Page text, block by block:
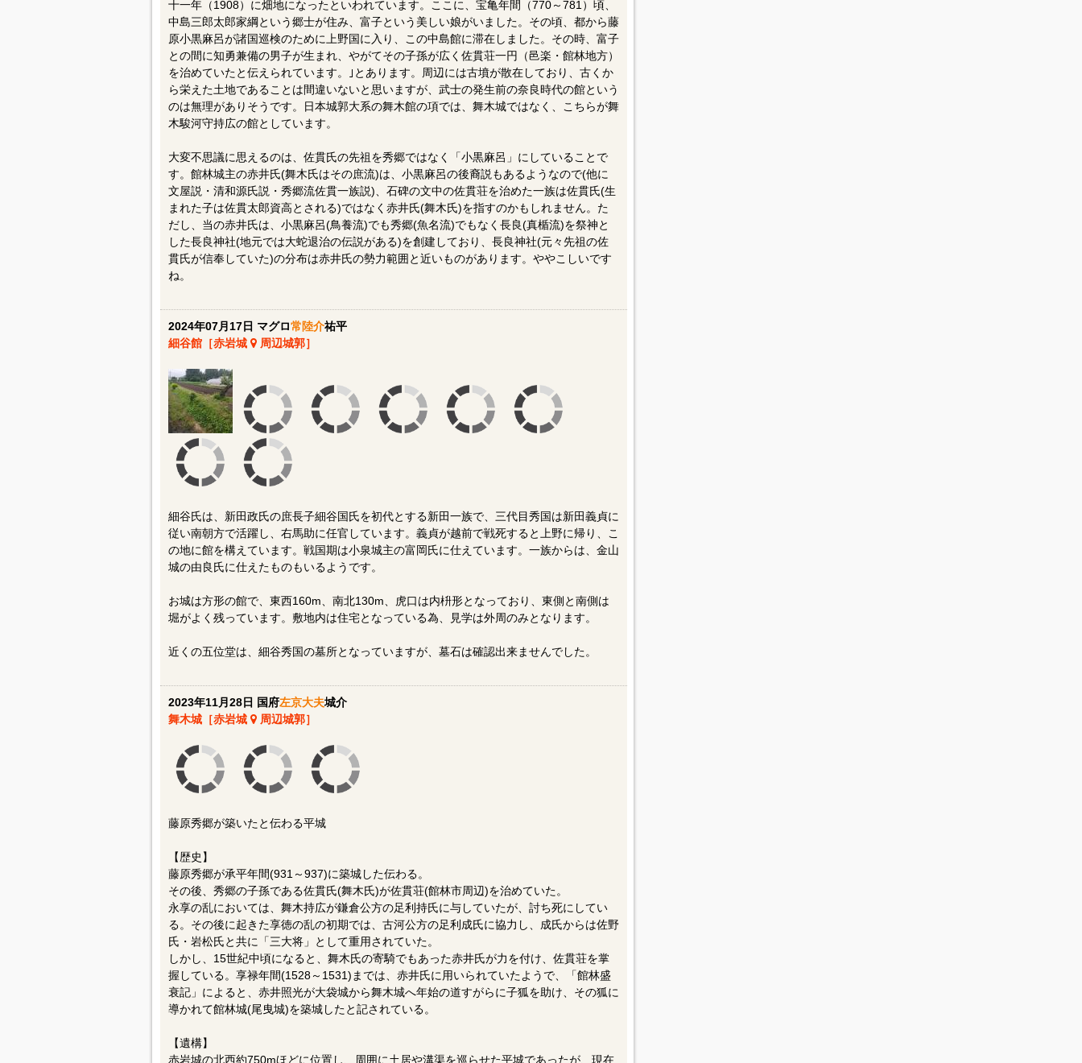
十一年（1908）に畑地になったといわれています。ここに、宝亀年間（770～781）頃、
中島三郎太郎家綱という郷士が住み、富子という美しい娘がいました。その頃、都から藤
原小黒麻呂が諸国巡検のために上野国に入り、この中島館に滞在しました。その時、富子
との間に知勇兼備の男子が生まれ、やがてその子孫が広く佐貫荘一円（邑楽・館林地方）
を治めていたと伝えられています。｣とあります。周辺には古墳が散在しており、古くか
ら栄えた土地であることは間違いないと思いますが、武士の発生前の奈良時代の館という
のは無理がありそうです。日本城郭大系の舞木館の項では、舞木城ではなく、こちらが舞
木駿河守持広の館としています。
大変不思議に思えるのは、佐貫氏の先祖を秀郷ではなく「小黒麻呂」にしていることで
す。館林城主の赤井氏(舞木氏はその庶流)は、小黒麻呂の後裔説もあるようなので(他に
文屋説・清和源氏説・秀郷流佐貫一族説)、石碑の文中の佐貫荘を治めた一族は佐貫氏(生
まれた子は佐貫太郎資高とされる)ではなく赤井氏(舞木氏)を指すのかもしれません。た
だし、当の赤井氏は、小黒麻呂(鳥養流)でも秀郷(魚名流)でもなく長良(真楯流)を祭神と
した長良神社(地元では大蛇退治の伝説がある)を創建しており、長良神社(元々先祖の佐
貫氏が信奉していた)の分布は赤井氏の勢力範囲と近いものがあります。ややこしいです
ね。
2024年07月17日 マグロ常陸介祐平
細谷館［赤岩城
周辺城郭］
細谷氏は、新田政氏の庶長子細谷国氏を初代とする新田一族で、三代目秀国は新田義貞に
従い南朝方で活躍し、右馬助に任官しています。義貞が越前で戦死すると上野に帰り、こ
の地に館を構えています。戦国期は小泉城主の富岡氏に仕えています。一族からは、金山
お城は方形の館で、東西160m、南北130m、虎口は内枡形となっており、東側と南側は
2023年11月28日 国府左京大夫
藤原秀郷が築いたと伝わる平城
【歴史】
藤原秀郷が承平年間(931～937)に築城した伝わる。
その後、秀郷の子孫である佐貫氏(舞木氏)が佐貫荘(館林市周辺)を治めていた。
永享の乱においては、舞木持広が鎌倉公方の足利持氏に与していたが、討ち死にしてい
る。その後に起きた享徳の乱の初期では、古河公方の足利成氏に協力し、成氏からは佐野
氏・岩松氏と共に「三大将」として重用されていた。
しかし、15世紀中頃になると、舞木氏の寄騎でもあった赤井氏が力を付け、佐貫荘を掌
握している。享禄年間(1528～1531)までは、赤井氏に用いられていたようで、「館林盛
導かれて館林城(尾曳城)を築城したと記されている。